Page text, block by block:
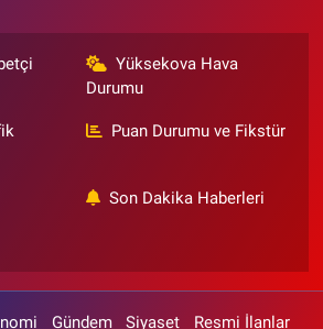
Yüksekova Hava
Durumu
Puan Durumu ve Fikstür
Son Dakika Haberleri
Gündem Siyaset Resmi İlanlar